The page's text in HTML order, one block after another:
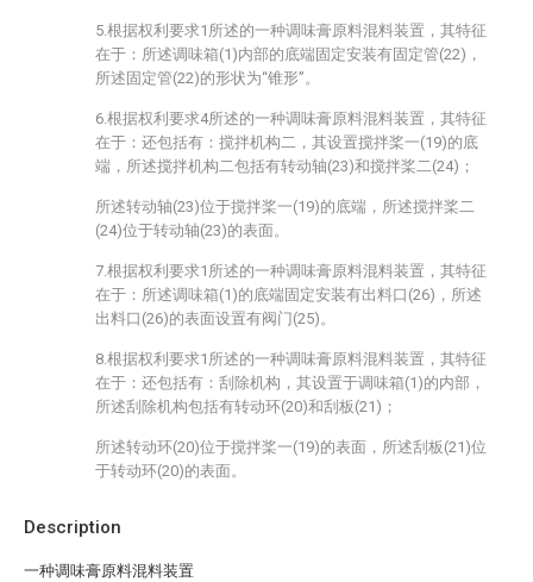
Description
一种调味膏原料混料装置
5.根据权利要求1所述的一种调味膏原料混料装置，其特征
在于：所述调味箱(1)内部的底端固定安装有固定管(22)，
所述固定管(22)的形状为“锥形”。
6.根据权利要求4所述的一种调味膏原料混料装置，其特征
在于：还包括有：搅拌机构二，其设置搅拌桨一(19)的底
端，所述搅拌机构二包括有转动轴(23)和搅拌桨二(24)；
所述转动轴(23)位于搅拌桨一(19)的底端，所述搅拌桨二
(24)位于转动轴(23)的表面。
7.根据权利要求1所述的一种调味膏原料混料装置，其特征
在于：所述调味箱(1)的底端固定安装有出料口(26)，所述
出料口(26)的表面设置有阀门(25)。
8.根据权利要求1所述的一种调味膏原料混料装置，其特征
在于：还包括有：刮除机构，其设置于调味箱(1)的内部，
所述刮除机构包括有转动环(20)和刮板(21)；
所述转动环(20)位于搅拌桨一(19)的表面，所述刮板(21)位
于转动环(20)的表面。